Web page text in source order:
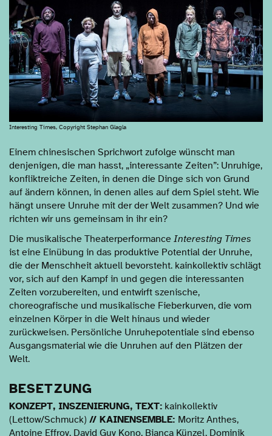
Interesting Times, Copyright Stephan Glagla
Einem chinesischen Sprichwort zufolge wünscht man
denjenigen, die man hasst, „interessante Zeiten”: Unruhige,
konfliktreiche Zeiten, in denen die Dinge sich von Grund
auf ändern können, in denen alles auf dem Spiel steht. Wie
hängt unsere Unruhe mit der der Welt zusammen? Und wie
richten wir uns gemeinsam in ihr ein?
Die musikalische Theaterperformance Interesting Times
ist eine Einübung in das produktive Potential der Unruhe,
die der Menschheit aktuell bevorsteht. kainkollektiv schlägt
vor, sich auf den Kampf in und gegen die interessanten
Zeiten vorzubereiten, und entwirft szenische,
choreografische und musikalische Fieberkurven, die vom
einzelnen Körper in die Welt hinaus und wieder
zurückweisen. Persönliche Unruhepotentiale sind ebenso
Ausgangsmaterial wie die Unruhen auf den Plätzen der
Welt.
BESETZUNG
KONZEPT, INSZENIERUNG, TEXT: kainkollektiv
(Lettow/Schmuck) // KAINENSEMBLE: Moritz Anthes,
Antoine Effroy, David Guy Kono, Bianca Künzel, Dominik